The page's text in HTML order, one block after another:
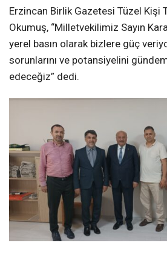
Erzincan Birlik Gazetesi Tüzel Kişi
Okumuş, “Milletvekilimiz Sayın
yerel basın olarak bizlere güç
sorunlarını ve potansiyelini
edeceğiz” dedi.